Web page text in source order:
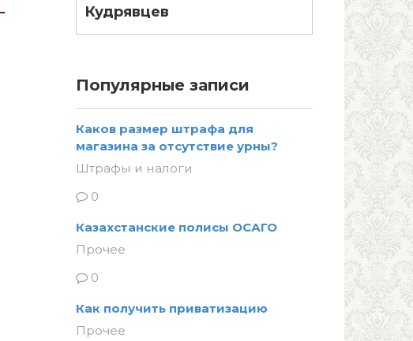
Кудрявцев
Популярные записи
Каков размер штрафа для
магазина за отсутствие урны?
Штрафы и налоги
0
Казахстанские полисы ОСАГО
Прочее
0
Как получить приватизацию
Прочее